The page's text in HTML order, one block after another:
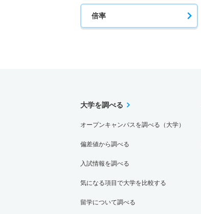
倍率
大学を調べる
オープンキャンパスを調べる（大学）
偏差値から調べる
入試情報を調べる
気になる項目で大学を比較する
留学について調べる